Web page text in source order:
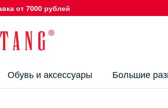
от 7000 рублей
Обувь и аксессуары Большие